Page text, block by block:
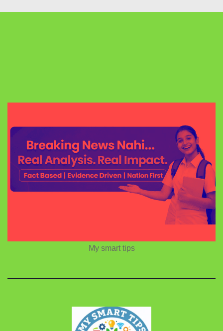
My smart tips